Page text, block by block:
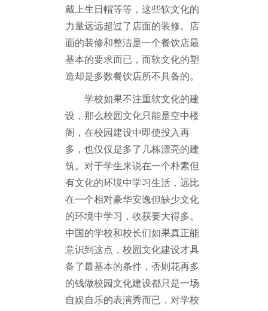
戴上生日帽等等，这些软文化的
力量远远超过了店面的装修。店
面的装修和整洁是一个餐饮店最
基本的要求而已，而软文化的塑
造却是多数餐饮店所不具备的。
学校如果不注重软文化的建
设，那么校园文化只能是空中楼
阁，在校园建设中即使投入再
多，也仅仅是多了几栋漂亮的建
筑。对于学生来说在一个朴素但
有文化的环境中学习生活，远比
在一个相对豪华安逸但缺少文化
的环境中学习，收获要大得多。
中国的学校和校长们如果真正能
意识到这点，校园文化建设才具
备了最基本的条件，否则花再多
的钱做校园文化建设都只是一场
自娱自乐的表演秀而已，对学校